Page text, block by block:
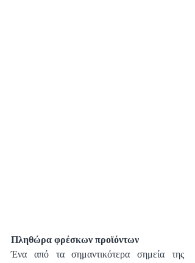
Πληθώρα φρέσκων προϊόντων
Ένα από τα σημαντικότερα σημεία της